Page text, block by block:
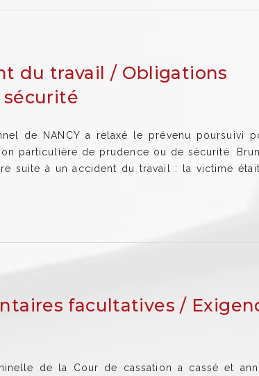
du travail / Obligations
de NANCY a relaxé le prévenu poursuivi
particulière de prudence ou de sécurité.
suite à un accident du travail : la victime
facultatives /
de la Cour de cassation a cassé et